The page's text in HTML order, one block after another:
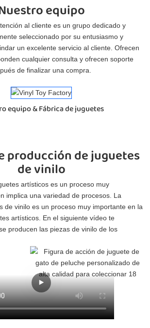
equipo
al cliente es un grupo dedicado y
seleccionado por su entusiasmo y
un excelente servicio al cliente. Ofrecen
cualquier consulta y ofrecen soporte
de finalizar una compra.
equipo & Fábrica de juguetes
producción de juguetes
de vinilo
artísticos es un proceso muy
implica una variedad de procesos. La
de vinilo es un proceso muy importante en la
artísticos. En el siguiente vídeo te
producen las piezas de vinilo de los